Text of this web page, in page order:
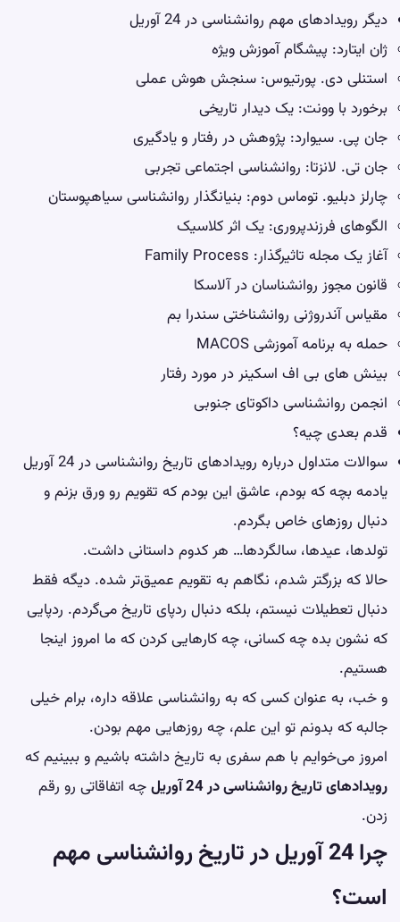
دیگر رویدادهای مهم روانشناسی در 24 آوریل
ژان ایتارد: پیشگام آموزش ویژه
استنلی دی. پورتیوس: سنجش هوش عملی
برخورد با وونت: یک دیدار تاریخی
جان پی. سیوارد: پژوهش در رفتار و یادگیری
جان تی. لانزتا: روانشناسی اجتماعی تجربی
چارلز دبلیو. توماس دوم: بنیانگذار روانشناسی سیاهپوستان
الگوهای فرزندپروری: یک اثر کلاسیک
آغاز یک مجله تاثیرگذار: Family Process
قانون مجوز روانشناسان در آلاسکا
مقیاس آندروژنی روانشناختی سندرا بم
حمله به برنامه آموزشی MACOS
بینش های بی اف اسکینر در مورد رفتار
انجمن روانشناسی داکوتای جنوبی
قدم بعدی چیه؟
سوالات متداول درباره رویدادهای تاریخ روانشناسی در 24 آوریل
یادمه بچه که بودم، عاشق این بودم که تقویم رو ورق بزنم و
دنبال روزهای خاص بگردم.
تولدها، عیدها، سالگردها… هر کدوم داستانی داشت.
حالا که بزرگتر شدم، نگاهم به تقویم عمیق‌تر شده. دیگه فقط
دنبال تعطیلات نیستم، بلکه دنبال ردپای تاریخ می‌گردم. ردپایی
که نشون بده چه کسانی، چه کارهایی کردن که ما امروز اینجا
هستیم.
و خب، به عنوان کسی که به روانشناسی علاقه داره، برام خیلی
جالبه که بدونم تو این علم، چه روزهایی مهم بودن.
امروز می‌خوایم با هم سفری به تاریخ داشته باشیم و ببینیم که
رویدادهای تاریخ روانشناسی در 24 آوریل
چه اتفاقاتی رو رقم
زدن.
چرا 24 آوریل در تاریخ روانشناسی مهم
است؟